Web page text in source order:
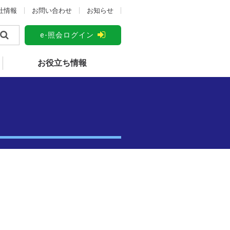
情報 お問い合わせ お知らせ
e-照会ログイン
お役立ち情報